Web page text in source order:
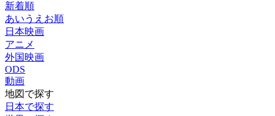
新着順
あいうえお順
日本映画
アニメ
外国映画
ODS
動画
地図で探す
日本で探す